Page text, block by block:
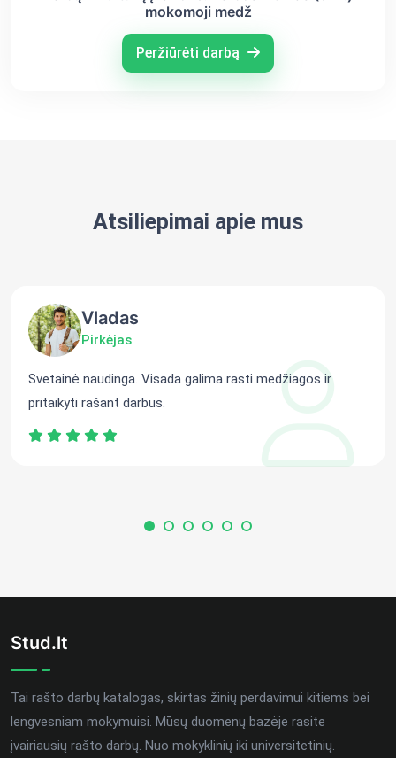
mokomoji medž
Peržiūrėti darbą
Atsiliepimai apie mus
Vladas
Pirkėjas
Svetainė naudinga. Visada galima rasti medžiagos ir
pritaikyti rašant darbus.
Stud.lt
Tai rašto darbų katalogas, skirtas žinių perdavimui kitiems bei
lengvesniam mokymuisi. Mūsų duomenų bazėje rasite
įvairiausių rašto darbų. Nuo mokyklinių iki universitetinių.